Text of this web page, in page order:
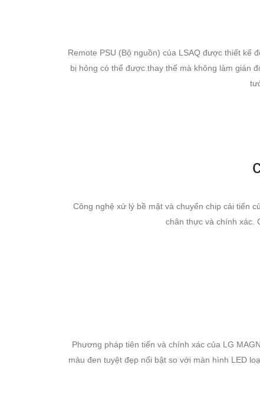
Remote PSU (Bộ nguồn) của LSAQ được thiết kế
bị hỏng có thể được thay thế mà không làm gián
Công nghệ xử lý bề mặt và chuyển chip cải tiến
chân thực và chính xác.
Phương pháp tiên tiến và chính xác của LG
màu đen tuyệt đẹp nổi bật so với màn hình LED